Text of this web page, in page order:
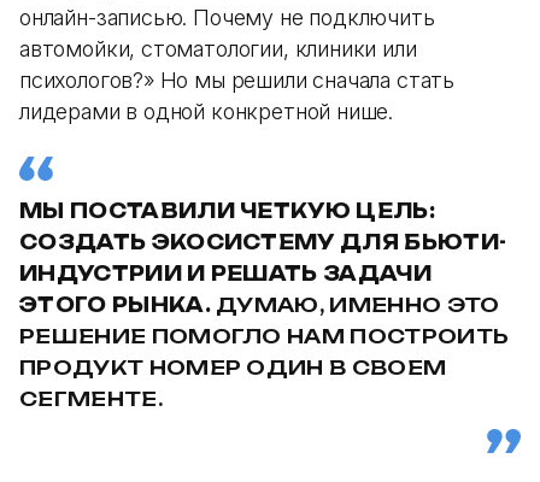
онлайн-записью. Почему не подключить
автомойки, стоматологии, клиники или
психологов?» Но мы решили сначала стать
лидерами в одной конкретной нише.
МЫ ПОСТАВИЛИ ЧЕТКУЮ ЦЕЛЬ:
СОЗДАТЬ ЭКОСИСТЕМУ ДЛЯ БЬЮТИ-
ИНДУСТРИИ И РЕШАТЬ ЗАДАЧИ
ЭТОГО РЫНКА. ДУМАЮ, ИМЕННО ЭТО
РЕШЕНИЕ ПОМОГЛО НАМ ПОСТРОИТЬ
ПРОДУКТ НОМЕР ОДИН В СВОЕМ
СЕГМЕНТЕ.